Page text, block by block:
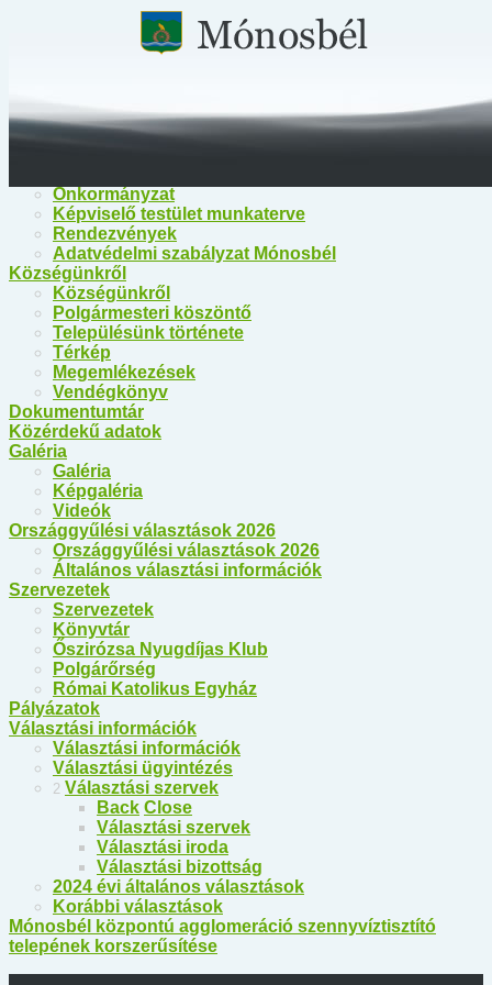
Közérdekű információk
Polgármesteri Hivatal Mónosbél
Közös Hivatal Bélapátfalva
Önkormányzat
Képviselő testület munkaterve
Rendezvények
Adatvédelmi szabályzat Mónosbél
Községünkről
Községünkről
Polgármesteri köszöntő
Településünk története
Térkép
Megemlékezések
Vendégkönyv
Dokumentumtár
Közérdekű adatok
Galéria
Galéria
Képgaléria
Videók
Országgyűlési választások 2026
Országgyűlési választások 2026
Általános választási információk
Szervezetek
Szervezetek
Könyvtár
Őszirózsa Nyugdíjas Klub
Polgárőrség
Római Katolikus Egyház
Pályázatok
Választási információk
Választási információk
Választási ügyintézés
2 Választási szervek
Back Close
Választási szervek
Választási iroda
Választási bizottság
2024 évi általános választások
Korábbi választások
Mónosbél központú agglomeráció szennyvíztisztító
telepének korszerűsítése